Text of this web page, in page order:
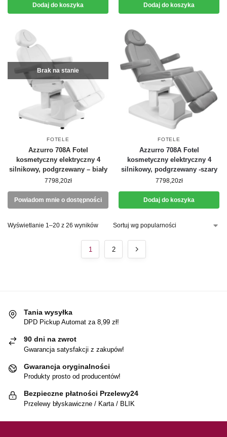
Dodaj do koszyka Dodaj do koszyka
Brak na stanie
FOTELE
Azzurro 708A Fotel
kosmetyczny elektryczny 4
silnikowy, podgrzewany – biały
7798,20zł
Powiadom mnie o dostępności
FOTELE
Azzurro 708A Fotel
kosmetyczny elektryczny 4
silnikowy, podgrzewany -szary
7798,20zł
Dodaj do koszyka
Wyświetlanie 1–20 z 26 wyników
1 2
Tania wysyłka
DPD Pickup Automat za 8,99 zł!
90 dni na zwrot
Gwarancja satysfakcji z zakupów!
Gwarancja oryginalności
Produkty prosto od producentów!
Bezpieczne płatności Przelewy24
Przelewy błyskawiczne / Karta / BLIK